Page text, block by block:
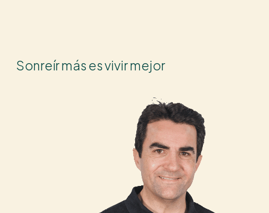
Sonreírmásesvivirmejor